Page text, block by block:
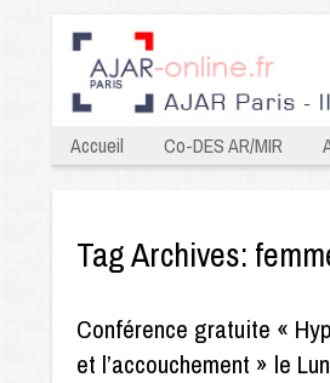
Accueil Co-DES AR/MIR
Tag Archives:
Conférence gratuite «
et l’accouchement » le